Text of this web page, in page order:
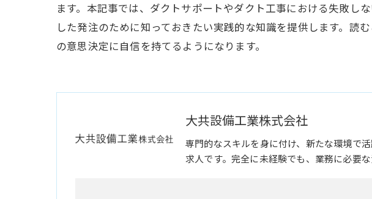
ます。本記事では、ダクトサポートやダクト工事における失敗し
した発注のために知っておきたい実践的な知識を提供します。読
の意思決定に自信を持てるようになります。
大共設備工業株式会社
専門的なスキルを身に付け、新たな環境で
求人です。完全に未経験でも、業務に必要